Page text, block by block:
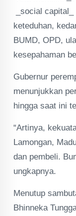
_social
keteduhan,
BUMD, OPD,
kesepahaman
Gubernur
menunjukkan
hingga saat ini
“Artinya,
Lamongan,
dan pembeli.
ungkapnya.
Menutup
Bhinneka